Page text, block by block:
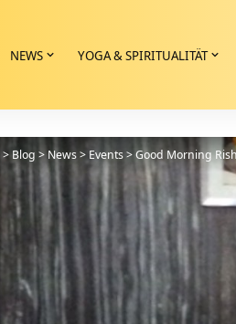
NEWS YOGA & SPIRITUALITÄT
> Blog >News> Events>Good Morning